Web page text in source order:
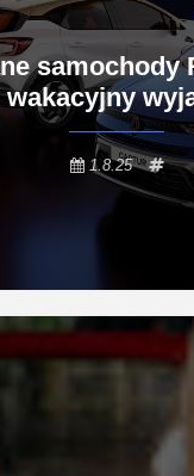
samochody
wakacyjny
1.8.25